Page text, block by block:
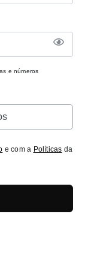
e números
e com a Políticas da